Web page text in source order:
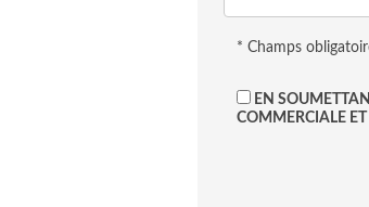
* Champs
EN
COMMERCIALE